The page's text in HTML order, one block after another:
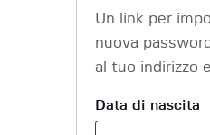
Un link per
nuova
al tuo indirizzo
Data di nascita